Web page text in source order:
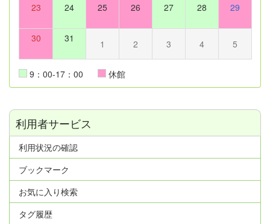
23 24 25 26 27 28 29
30 31 1 2 3 4 5
9：00-17：00 休館
利用者サービス
利用状況の確認
ブックマーク
お気に入り検索
タグ履歴